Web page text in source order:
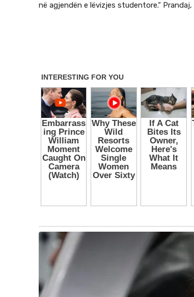
në agjendën e lëvizjes studentore.“